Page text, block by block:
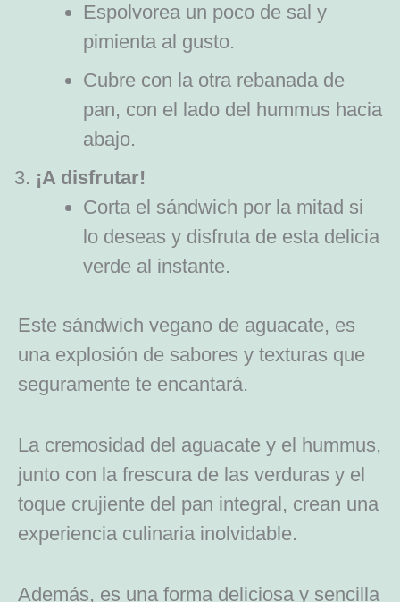
Espolvorea un poco de sal y
pimienta al gusto.
Cubre con la otra rebanada de
pan, con el lado del hummus hacia
abajo.
¡A disfrutar!
Corta el sándwich por la mitad si
lo deseas y disfruta de esta delicia
verde al instante.
Este sándwich vegano de aguacate, es
una explosión de sabores y texturas que
seguramente te encantará.
La cremosidad del aguacate y el hummus,
junto con la frescura de las verduras y el
toque crujiente del pan integral, crean una
experiencia culinaria inolvidable.
Además, es una forma deliciosa y sencilla